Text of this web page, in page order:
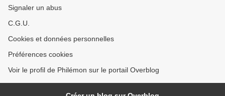
Signaler un abus
C.G.U.
Cookies et données personnelles
Préférences cookies
Voir le profil de Philémon sur le portail Overblog